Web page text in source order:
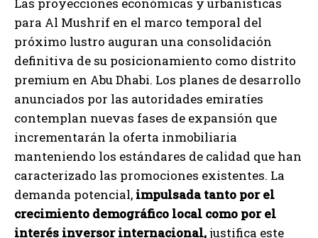
para Al Mushrif en el marco temporal del
próximo lustro auguran una consolidación
definitiva de su posicionamiento como distrito
premium en Abu Dhabi. Los planes de desarrollo
anunciados por las autoridades emiratíes
contemplan nuevas fases de expansión que
incrementarán la oferta inmobiliaria
manteniendo los estándares de calidad que han
caracterizado las promociones existentes. La
demanda potencial, impulsada tanto por el
crecimiento demográfico local como por el
interés inversor internacional,justifica este